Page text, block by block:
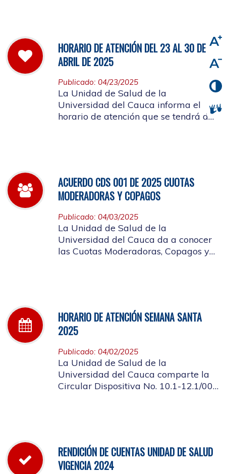
HORARIO DE ATENCIÓN DEL 23 AL 30 DE
ABRIL DE 2025
Publicado: 04/23/2025
La Unidad de Salud de la
Universidad del Cauca informa el
horario de atención que se tendrá del
ACUERDO CDS 001 DE 2025 CUOTAS
MODERADORAS Y COPAGOS
Publicado: 04/03/2025
La Unidad de Salud de la
Universidad del Cauca da a conocer
las Cuotas Moderadoras, Copagos y
HORARIO DE ATENCIÓN SEMANA SANTA
2025
Publicado: 04/02/2025
La Unidad de Salud de la
Universidad del Cauca comparte la
Circular Dispositiva No. 10.1-12.1/002
RENDICIÓN DE CUENTAS UNIDAD DE SALUD
VIGENCIA 2024